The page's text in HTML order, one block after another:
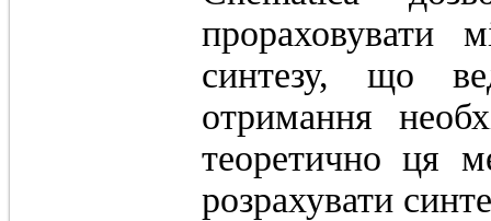
прораховувати
синтезу, що
отримання
теоретично ця
розрахувати